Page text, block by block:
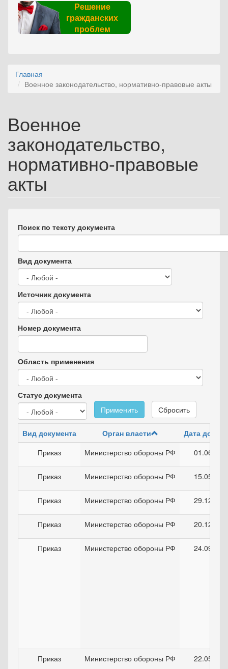
Решение
гражданских
проблем
Главная
Военное законодательство, нормативно-правовые акты
Военное
законодательство,
нормативно-правовые
акты
Поиск по тексту документа
Вид документа
Источник документа
Номер документа
Область применения
Статус документа
Применить
Сбросить
Вид документа Орган власти
Дата
Приказ
Министерство обороны РФ
Приказ Министерство обороны РФ
Приказ Министерство обороны РФ
Приказ Министерство обороны РФ
Приказ Министерство обороны РФ
Приказ Министерство обороны РФ